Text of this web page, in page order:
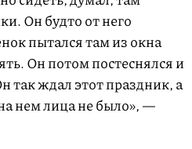
Он будто от него
пытался там из окна
Он потом постеснялся и
так ждал этот праздник, а
нем лица не было», —